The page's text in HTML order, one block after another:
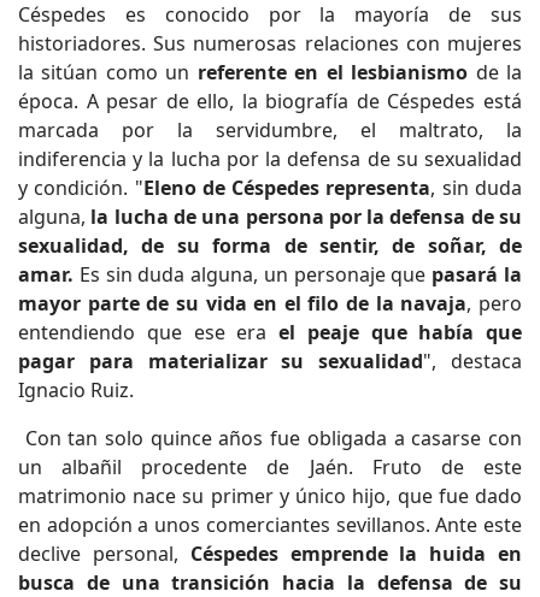
Céspedes es conocido por la mayoría de sus
historiadores. Sus numerosas relaciones con mujeres
la sitúan como un referente en el lesbianismo de la
época. A pesar de ello, la biografía de Céspedes está
marcada por la servidumbre, el maltrato, la
indiferencia y la lucha por la defensa de su sexualidad
y condición. "Eleno de Céspedes representa, sin duda
alguna, la lucha de una persona por la defensa de su
sexualidad, de su forma de sentir, de soñar, de
amar. Es sin duda alguna, un personaje que pasará la
mayor parte de su vida en el filo de la navaja, pero
entendiendo que ese era el peaje que había que
pagar para materializar su sexualidad", destaca
Ignacio Ruiz.
Con tan solo quince años fue obligada a casarse con
un albañil procedente de Jaén. Fruto de este
matrimonio nace su primer y único hijo, que fue dado
en adopción a unos comerciantes sevillanos. Ante este
declive personal, Céspedes emprende la huida en
busca de una transición hacia la defensa de su